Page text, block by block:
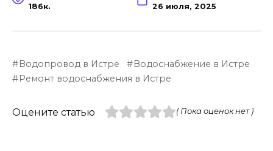
186к. 26 июля, 2025
Водопровод в Истре
Водоснабжение в Истре
Ремонт водоснабжения в Истре
Оцените статью ( Пока оценок нет )